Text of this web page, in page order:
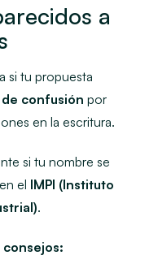
a
si tu propuesta
confusión por
en la escritura.
si tu nombre se
en el IMPI (Instituto
.